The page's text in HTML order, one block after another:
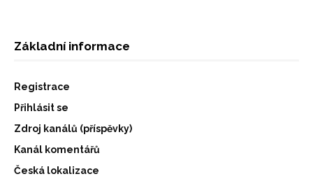
Základní informace
Registrace
Přihlásit se
Zdroj kanálů (příspěvky)
Kanál komentářů
Česká lokalizace